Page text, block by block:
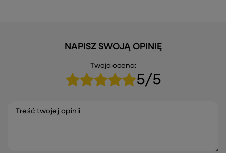
NAPISZ SWOJĄ OPINIĘ
Twoja ocena:
5/5
Treść twojej opinii